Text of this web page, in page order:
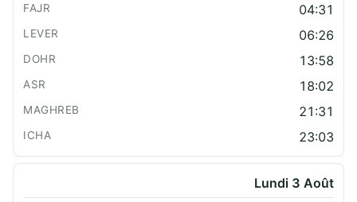
04:31
06:26
13:58
18:02
21:31
23:03
Lundi 3 Août